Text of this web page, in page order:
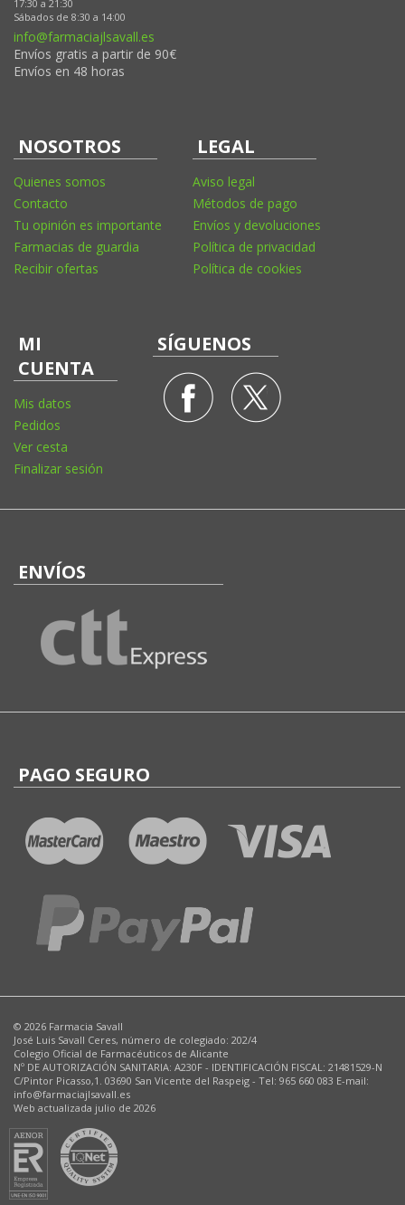
17:30 a 21:30
Sábados de 8:30 a 14:00
info@farmaciajlsavall.es
Envíos gratis a partir de 90€
Envíos en 48 horas
NOSOTROS
Quienes somos
Contacto
Tu opinión es importante
Farmacias de guardia
Recibir ofertas
LEGAL
Aviso legal
Métodos de pago
Envíos y devoluciones
Política de privacidad
Política de cookies
MI
CUENTA
Mis datos
Pedidos
Ver cesta
Finalizar sesión
SÍGUENOS
ENVÍOS
PAGO SEGURO
© 2026 Farmacia Savall
José Luis Savall Ceres, número de colegiado: 202/4
Colegio Oficial de Farmacéuticos de Alicante
Nº DE AUTORIZACIÓN SANITARIA: A230F - IDENTIFICACIÓN FISCAL: 21481529-N
C/Pintor Picasso,1. 03690 San Vicente del Raspeig - Tel: 965 660 083 E-mail:
info@farmaciajlsavall.es
Web actualizada julio de 2026